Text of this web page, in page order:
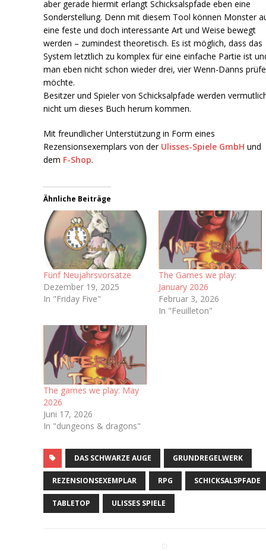
aber gerade hiermit erlangt Schicksalspfade eben eine
Sonderstellung. Denn mit diesem Tool können Monster
eine feste und doch interessante Art und Weise bewegt
werden – zumindest theoretisch. Es ist möglich, dass das
System letztlich zu komplex für eine einfache Partie ist
man eben nicht schon wieder drei, vier Wenn-Danns
möchte.
Besitzer und Spieler von Schicksalpfade werden
nicht um dieses Buch herum kommen.
Mit freundlicher Unterstützung in Form eines
Rezensionsexemplars von der Ulisses-Spiele GmbH und
dem F-Shop.
Ähnliche Beiträge
Fünf Neujahrsvorsätze
Dezember 19, 2025
In "Friday Five"
The Games we play:
January 2026
Februar 3, 2026
In "Feuilleton"
The games we play: May
2026
Juni 17, 2026
In "dungeons & dragons"
DAS SCHWARZE AUGE GRUNDREGELWERK
REZENSIONSEXEMPLAR RPG SCHICKSALSPFADE
TABLETOP ULISSES SPIELE